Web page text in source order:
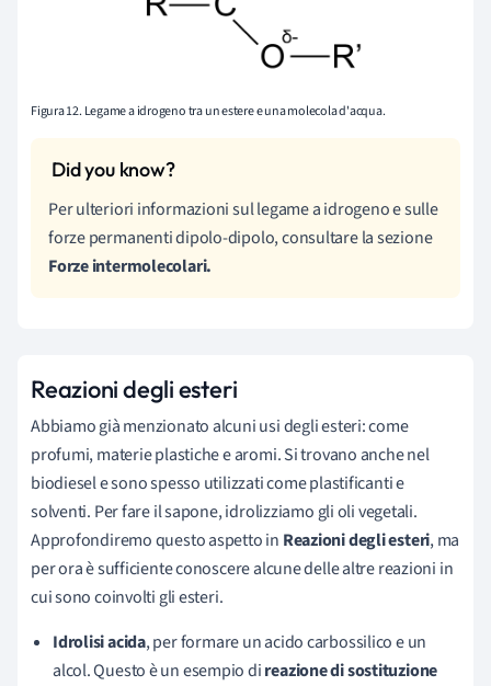
Figura 12. Legame a idrogeno tra un estere e una molecola d'acqua.
Per ulteriori informazioni sul legame a idrogeno e sulle
forze permanenti dipolo-dipolo, consultare la sezione
Forze intermolecolari.
Reazioni degli esteri
Abbiamo già menzionato alcuni usi degli esteri: come
profumi, materie plastiche e aromi. Si trovano anche nel
biodiesel e sono spesso utilizzati come plastificanti e
solventi. Per fare il sapone, idrolizziamo gli oli vegetali.
Approfondiremo questo aspetto in Reazioni degli esteri, ma
per ora è sufficiente conoscere alcune delle altre reazioni in
cui sono coinvolti gli esteri.
Idrolisi acida, per formare un acido carbossilico e un
alcol. Questo è un esempio direazione di sostituzione